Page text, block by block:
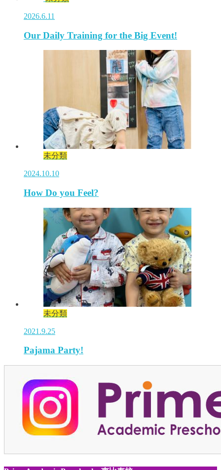
2026.6.11
Our Daily Training for the Big Event!
未分類
2024.10.10
How Do you Feel?
未分類
2021.9.25
Pajama Party!